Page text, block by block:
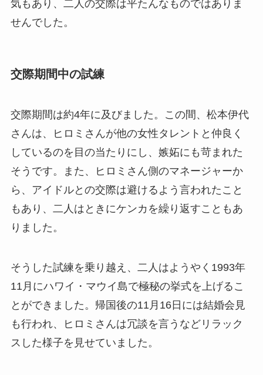
気もあり、二人の交際は平たんなものではありま
せんでした。
交際期間中の試練
交際期間は約4年に及びました。この間、松本伊代
さんは、ヒロミさんが他の女性タレントと仲良く
しているのを目の当たりにし、嫉妬にも苛まれた
そうです。また、ヒロミさん側のマネージャーか
ら、アイドルとの交際は避けるよう言われたこと
もあり、二人はときにケンカを繰り返すこともあ
りました。
そうした試練を乗り越え、二人はようやく1993年
11月にハワイ・マウイ島で極秘の挙式を上げるこ
とができました。帰国後の11月16日には結婚会見
も行われ、ヒロミさんは冗談を言うなどリラック
スした様子を見せていました。